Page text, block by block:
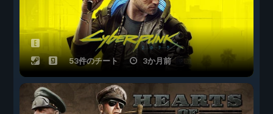
53件のチート 3か月前